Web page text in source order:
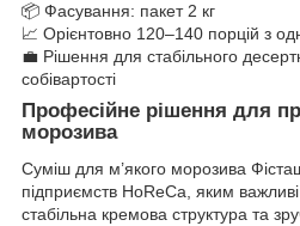
📦 Фасування: пакет 2 кг
📈 Орієнтовно 120–140 порцій з
💼 Рішення для стабільного
собівартості
Професійне рішення для
морозива
Суміш для м’якого морозива
підприємств HoReCa, яким
стабільна кремова структура та